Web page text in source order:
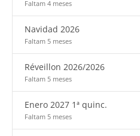
Faltam 4 meses
Navidad 2026
Faltam 5 meses
Réveillon 2026/2026
Faltam 5 meses
Enero 2027 1ª quinc.
Faltam 5 meses